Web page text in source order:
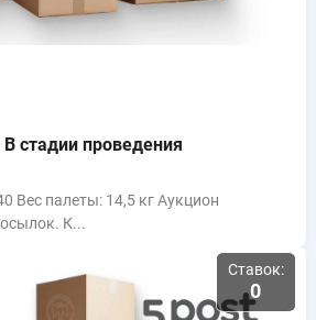
В стадии проведения
Вес палеты: 14,5 кг Аукцион
К...
Ставок:
0